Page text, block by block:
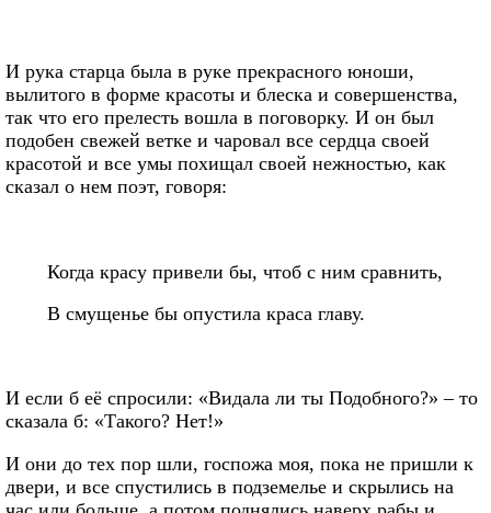
И рука старца была в руке прекрасного юноши,
вылитого в форме красоты и блеска и совершенства,
так что его прелесть вошла в поговорку. И он был
подобен свежей ветке и чаровал все сердца своей
красотой и все умы похищал своей нежностью, как
сказал о нем поэт, говоря:
Когда красу привели бы, чтоб с ним сравнить,
В смущенье бы опустила краса главу.
И если б её спросили: «Видала ли ты Подобного?» – то
сказала б: «Такого? Нет!»
И они до тех пор шли, госпожа моя, пока не пришли к
двери, и все спустились в подземелье и скрылись на